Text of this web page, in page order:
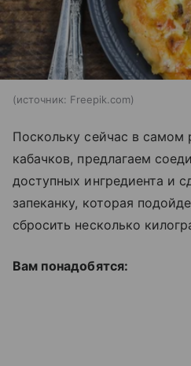
источник: Freepik.com
Поскольку сейчас в самом
кабачков, предлагаем
доступных ингредиента и
запеканку, которая
сбросить несколько
Вам понадобятся: